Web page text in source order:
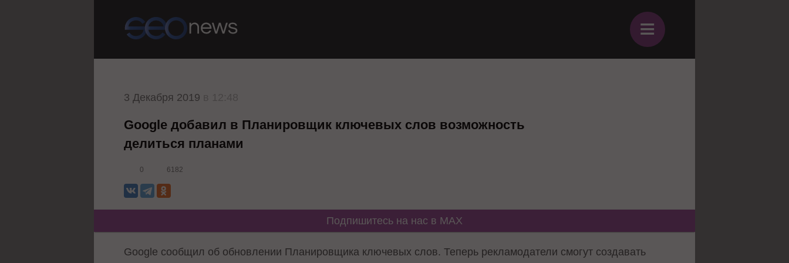
≡
3 Декабря 2019
Google добавил в Планировщик ключевых слов возможность
делиться планами
0 6182
Подпишитесь на нас в MAX
Google сообщил об обновлении Планировщика ключевых слов. Теперь рекламодатели смогут создавать